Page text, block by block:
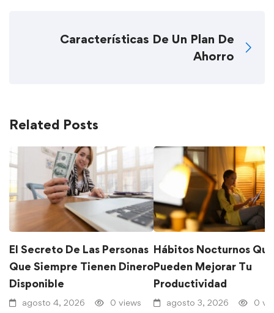
Características De Un Plan De
Ahorro
Related Posts
El Secreto De Las Personas
Que Siempre Tienen Dinero
Disponible
agosto 4, 2026 0 views
Hábitos Nocturnos Que
Pueden Mejorar Tu
Productividad
agosto 3, 2026 0